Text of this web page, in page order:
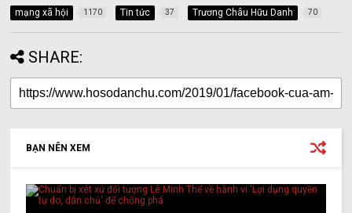
mạng xã hội 1170 Tin tức 37 Trương Châu Hữu Danh 70
SHARE:
BẠN NÊN XEM